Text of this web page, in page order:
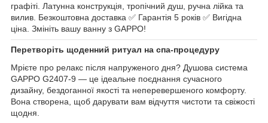
графіті. Латунна конструкція, тропічний душ, ручна лійка та
вилив. Безкоштовна доставка ✅ Гарантія 5 років ✅ Вигідна
ціна. Змініть вашу ванну з GAPPO!
Перетворіть щоденний ритуал на спа-процедуру
Мрієте про релакс після напруженого дня? Душова система
GAPPO G2407-9 — це ідеальне поєднання сучасного
дизайну, бездоганної якості та неперевершеного комфорту.
Вона створена, щоб дарувати вам відчуття чистоти та свіжості
щодня.